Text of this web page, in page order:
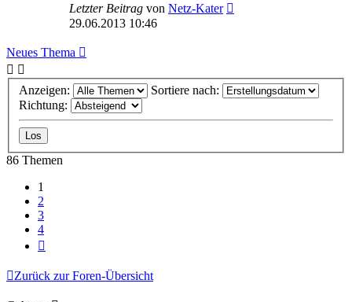
Letzter Beitrag von Netz-Kater
29.06.2013 10:46
Neues Thema
Anzeigen:
Sortiere nach:
Richtung:
86 Themen
1
2
3
4
Zurück zur Foren-Übersicht